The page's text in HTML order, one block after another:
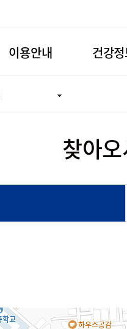
이용안내 건강
찾아